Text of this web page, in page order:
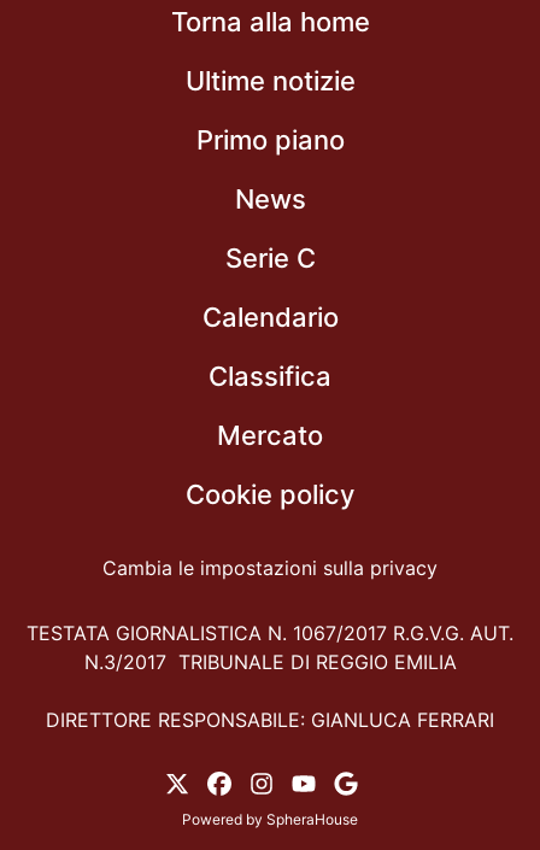
Torna alla home
Ultime notizie
Primo piano
News
Serie C
Calendario
Classifica
Mercato
Cookie policy
Cambia le impostazioni sulla privacy
TESTATA GIORNALISTICA N. 1067/2017 R.G.V.G. AUT.
N.3/2017 TRIBUNALE DI REGGIO EMILIA
DIRETTORE RESPONSABILE: GIANLUCA FERRARI
Powered by SpheraHouse